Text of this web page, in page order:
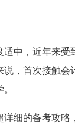
中，近年来受
说，首次接触
细的备考攻略